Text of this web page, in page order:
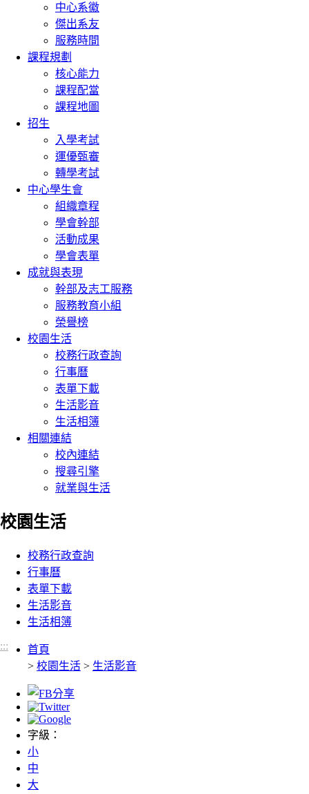
中心系徽
傑出系友
服務時間
課程規劃
核心能力
課程配當
課程地圖
招生
入學考試
運優甄審
轉學考試
中心學生會
組織章程
學會幹部
活動成果
學會表單
成就與表現
幹部及志工服務
服務教育小組
榮譽榜
校園生活
校務行政查詢
行事曆
表單下載
生活影音
生活相簿
相關連結
校內連結
搜尋引擎
就業與生活
校園生活
校務行政查詢
行事曆
表單下載
生活影音
生活相簿
:::
:::
首頁
> 校園生活 > 生活影音
字級：
小
中
大